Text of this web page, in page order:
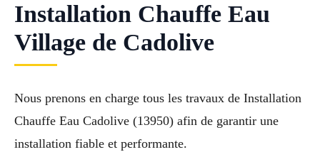
Installation Chauffe Eau
Village de Cadolive
Nous prenons en charge tous les travaux de Installation
Chauffe Eau Cadolive (13950) afin de garantir une
installation fiable et performante.